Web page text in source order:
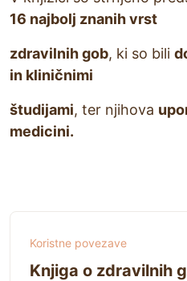
16 najbolj znanih vrst
zdravilnih gob, ki so bili
in kliničnimi
študijami, ter njihova
medicini.
Koristne povezave
Knjiga o zdravilnih